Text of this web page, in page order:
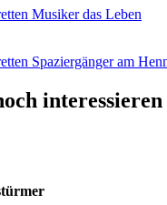
Musiker das Leben
Spaziergänger am